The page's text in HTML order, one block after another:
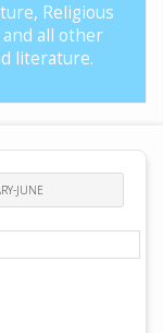
Religious
all other
literature.
JUNE